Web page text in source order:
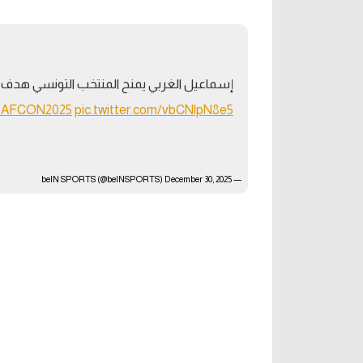
إسماعيل الغربي يمنح المنتخب التونسي هدف
pic.twitter.com/vbCNlpN8e5
— beIN SPORTS (@beINSPORTS)
December 30, 2025